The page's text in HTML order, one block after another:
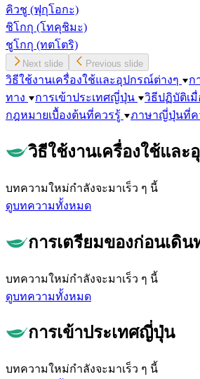
คิวชู (ฟุกุโอกะ)
ชิโกกุ (โทคุชิมะ)
ชูโกกุ (ทตโตริ)
Next slide Previous slide
วิธีใช้งานเครื่องใช้และอุปกรณ์ต่างๆ
ก
ทาง
การเข้าประเทศญี่ปุ่น
วิธีปฏิบัติเมื่
กฎหมายเบื้องต้นที่ควรรู้
ภาษาญี่ปุ่นที่ค
วิธีใช้งานเครื่องใช้แล
บทความใหม่กำลังจะมาเร็ว ๆ นี้
ดูบทความทั้งหมด
การเตรียมของก่อนเดิน
บทความใหม่กำลังจะมาเร็ว ๆ นี้
ดูบทความทั้งหมด
การเข้าประเทศญี่ปุ่น
บทความใหม่กำลังจะมาเร็ว ๆ นี้